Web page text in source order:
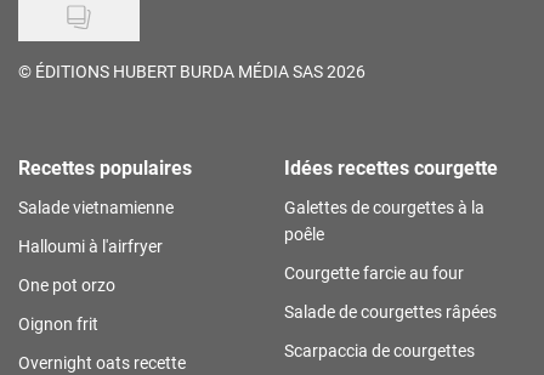
© ÉDITIONS HUBERT BURDA MÉDIA SAS 2026
Recettes populaires
Salade vietnamienne
Halloumi à l'airfryer
One pot orzo
Oignon frit
Overnight oats recette
Idées recettes courgette
Galettes de courgettes à la
poêle
Courgette farcie au four
Salade de courgettes râpées
Scarpaccia de courgettes